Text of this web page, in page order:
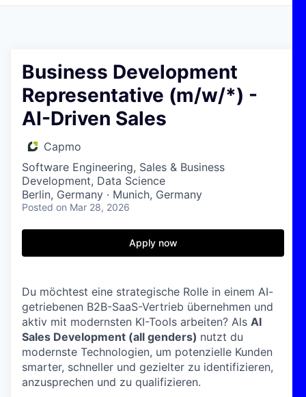
Business Development
Representative (m/w/*) -
AI-Driven Sales
Capmo
Software Engineering, Sales & Business
Development, Data Science
Berlin, Germany · Munich, Germany
Posted on Mar 28, 2026
Apply now
Du möchtest eine strategische Rolle in einem AI-
getriebenen B2B-SaaS-Vertrieb übernehmen und
aktiv mit modernsten KI-Tools arbeiten? Als AI
Sales Development (all genders) nutzt du
modernste Technologien, um potenzielle Kunden
smarter, schneller und gezielter zu identifizieren,
anzusprechen und zu qualifizieren.